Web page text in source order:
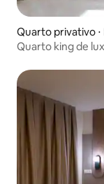
Quarto privativo ⋅
Quarto king de